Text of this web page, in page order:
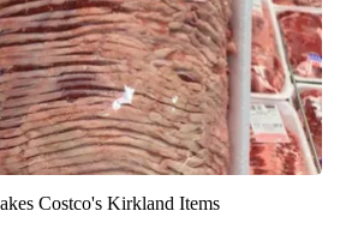
Costco's Kirkland Items